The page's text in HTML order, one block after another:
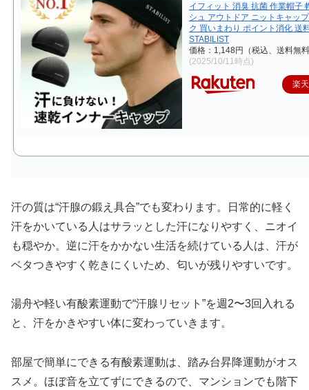
イフィット 消臭 抗菌 作業帽子
シュ アウトドア ニットキャッ
ク 買いまわり ポイント消化 送
STABILIST
価格：1,148円（税込、送料無
(2025/10/11時点)
楽
汗の質は“汗腺の鍛え具合”でも変わります。日常的に軽く
汗をかいている人はサラッとした汗になりやすく、ニオイ
も穏やか。逆に汗をかかない生活を続けている人は、汗が
ベタつきやすく乾きにくいため、匂いが残りやすいです。
湯舟や軽い有酸素運動で“汗腺リセット”を週2〜3回入れる
と、汗をかきやすい体に変わっていきます。
部屋で簡単にできる有酸素運動は、踏み台昇降運動がオス
スメ。ほぼ音を立てずにできるので、マンションでも階下